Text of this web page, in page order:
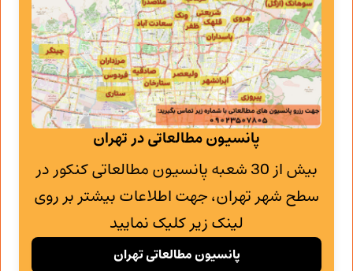
پانسیون مطالعاتی در تهران
بیش از 30 شعبه پانسیون مطالعاتی کنکور در
سطح شهر تهران، جهت اطلاعات بیشتر بر روی
لینک زیر کلیک نمایید
پانسیون مطالعاتی تهران